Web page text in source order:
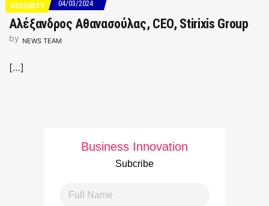
SECURITY 04/03/2024
Αλέξανδρος Αθανασoύλας, CEO, Stirixis Group
by NEWS TEAM
[…]
Business Innovation
Subcribe